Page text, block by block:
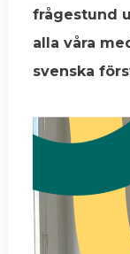
frågestund
alla våra
svenska